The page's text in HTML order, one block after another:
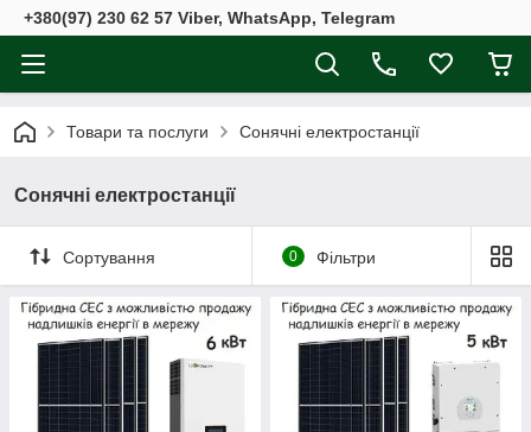
+380(97) 230 62 57 Viber, WhatsApp, Telegram
Товари та послуги Сонячні електростанції
Сонячні електростанції
Сортування 0 Фільтри